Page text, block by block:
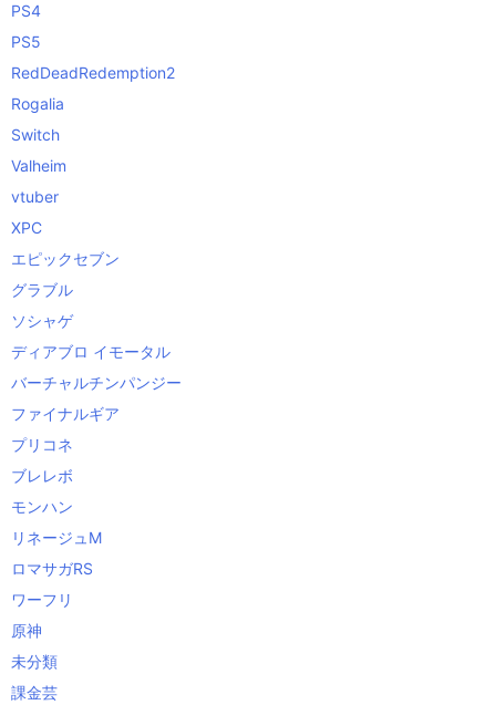
PS4
PS5
RedDeadRedemption2
Rogalia
Switch
Valheim
vtuber
XPC
エピックセブン
グラブル
ソシャゲ
ディアブロ イモータル
バーチャルチンパンジー
ファイナルギア
プリコネ
ブレレボ
モンハン
リネージュM
ロマサガRS
ワーフリ
原神
未分類
課金芸